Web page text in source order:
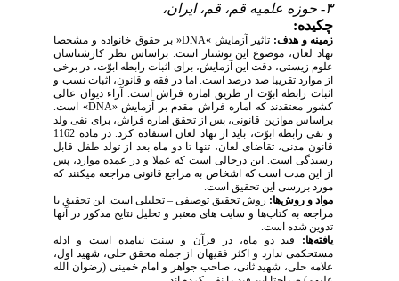
چکیده:
زمینه و هدف:تاثیر آزمایش«
DNA
»بر حقوق خانواده و مشخصا
نهاد لعان، موضوع این نوشتار است. براساس نظر کارشناسان
علوم زیستی، دقت این آزمایش، برای اثبات رابطه ابوّت، در برخی
از موارد تقریبا صد درصد است. اما در فقه و قانون، اثبات نسب و
اثبات رابطه ابوّت از طریق اماره فراش است. آراء دیوان عالی
کشور معتقدند که اماره فراش مقدم بر آزمایش «DNA» است.
براساس موازین قانونی، پس از تحقق اماره فراش، برای نفی ولد
و نفی رابطه ابوّت، باید از نهاد لعان استفاده کرد. در ماده 1162
قانون مدنی، تقاضای لعان، تنها تا دو ماه بعد از تولد طفل قابل
رسیدگی است. این درحالی است که عملا و در عمده موارد، پس
از این مدت است که اشخاص به مراجع قانونی مراجعه می­کنند که
مورد بررسی این تحقیق است.
مواد و روش‌ها:روش تحقیق توصیفی– تحلیلی است. این تحقیق با
مراجعه به کتاب‌ها و سایت­ های معتبر و تحلیل نتایج مذکور در آنها
تدوین شده است.
یافته‌ها:قید دو ماه، در قرآن و سنت نیامده است و ادله
مستحکمی ندارد و اکثر فقیهان از جمله محقق حلی، شهید اول،
علامه حلی، شهید ثانی، صاحب جواهر و امام خمینی (رضوان الله